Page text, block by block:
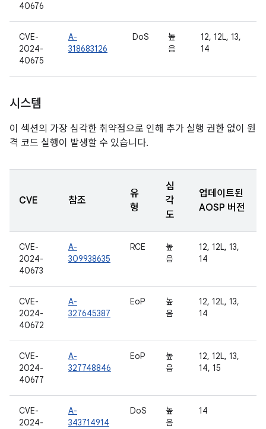
40676
CVE-
2024-
40675
A-
318683126
DoS
높
음
12, 12L, 13,
14
시스템
이 섹션의 가장 심각한 취약점으로 인해 추가 실행 권한 없이 원
격 코드 실행이 발생할 수 있습니다.
CVE 참조
유
형
심
각
도
업데이트된
AOSP 버전
CVE-
2024-
40673
A-
309938635
RCE
높
음
12, 12L, 13,
14
CVE-
2024-
40672
A-
327645387
EoP
높
음
12, 12L, 13,
14
CVE-
2024-
40677
A-
327748846
EoP
높
음
12, 12L, 13,
14, 15
CVE-
2024-
A-
343714914
DoS
높
음
14